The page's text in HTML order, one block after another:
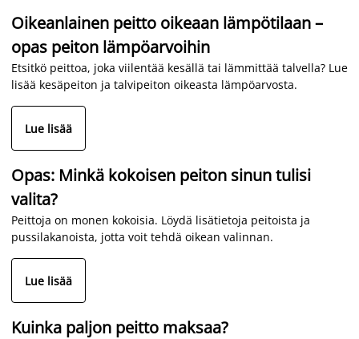
Oikeanlainen peitto oikeaan lämpötilaan –
opas peiton lämpöarvoihin
Etsitkö peittoa, joka viilentää kesällä tai lämmittää talvella? Lue
lisää kesäpeiton ja talvipeiton oikeasta lämpöarvosta.
Lue lisää
Opas: Minkä kokoisen peiton sinun tulisi
valita?
Peittoja on monen kokoisia. Löydä lisätietoja peitoista ja
pussilakanoista, jotta voit tehdä oikean valinnan.
Lue lisää
Kuinka paljon peitto maksaa?